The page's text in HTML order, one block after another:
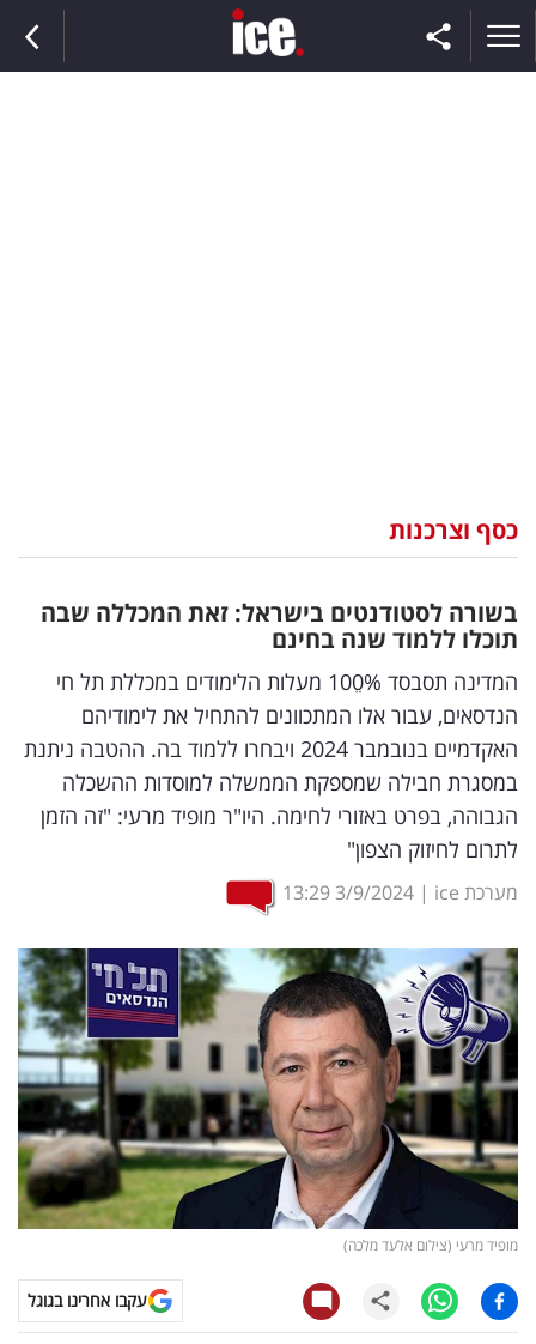
וצרכנות
דיגיטל
וטק
שיווק
ופרסום
משפט
מדדים
דעות
רכילות
עסקית
קריפטו
ויראלי
טלוויזיה
עסקי
ספורט
כסף וצרכנות
בשורה לסטודנטים בישראל: זאת המכללה שבה
תוכלו ללמוד שנה בחינם
המדינה תסבסד 100ֵ% מעלות הלימודים במכללת תל חי
הנדסאים, עבור אלו המתכוונים להתחיל את לימודיהם
האקדמיים בנובמבר 2024 ויבחרו ללמוד בה. ההטבה ניתנת
במסגרת חבילה שמספקת הממשלה למוסדות ההשכלה
הגבוהה, בפרט באזורי לחימה. היו"ר מופיד מרעי: "זה הזמן
לתרום לחיזוק הצפון"
מערכת ice |
3/9/2024
13:29
מופיד מרעי (צילום אלעד מלכה)
עקבו אחרינו בגוגל